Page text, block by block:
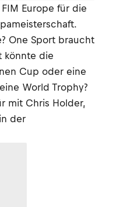
Europe für die
One Sport braucht
könnte die
Cup oder eine
World Trophy?
mit Chris Holder,
der